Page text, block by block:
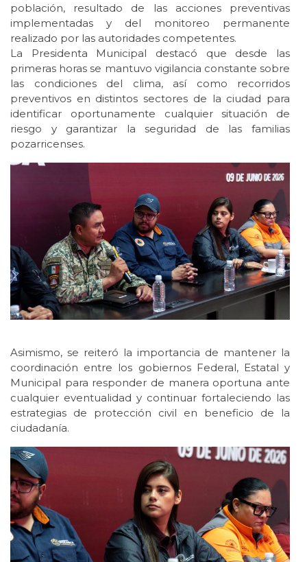
población, resultado de las acciones preventivas
implementadas y del monitoreo permanente
realizado por las autoridades competentes.
La Presidenta Municipal destacó que desde las
primeras horas se mantuvo vigilancia constante sobre
las condiciones del clima, así como recorridos
preventivos en distintos sectores de la ciudad para
identificar oportunamente cualquier situación de
riesgo y garantizar la seguridad de las familias
pozarricenses.
Asimismo, se reiteró la importancia de mantener la
coordinación entre los gobiernos Federal, Estatal y
Municipal para responder de manera oportuna ante
cualquier eventualidad y continuar fortaleciendo las
estrategias de protección civil en beneficio de la
ciudadanía.